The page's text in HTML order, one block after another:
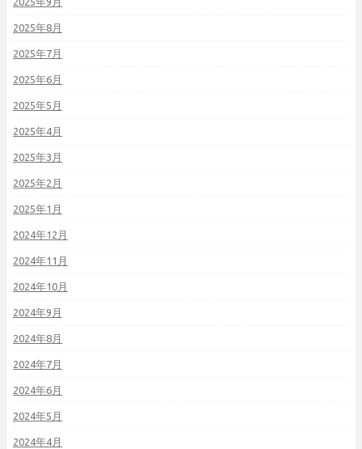
2025年8月
2025年7月
2025年6月
2025年5月
2025年4月
2025年3月
2025年2月
2025年1月
2024年12月
2024年11月
2024年10月
2024年9月
2024年8月
2024年7月
2024年6月
2024年5月
2024年4月